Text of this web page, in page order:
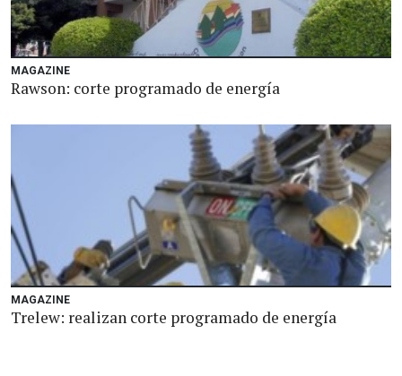
MAGAZINE
Rawson: corte programado de energía
MAGAZINE
Trelew: realizan corte programado de energía